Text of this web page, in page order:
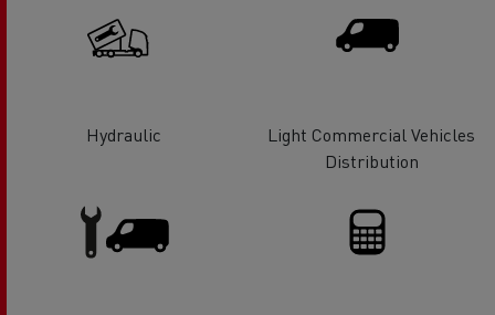
Hydraulic
Light Commercial Vehicles
Distribution